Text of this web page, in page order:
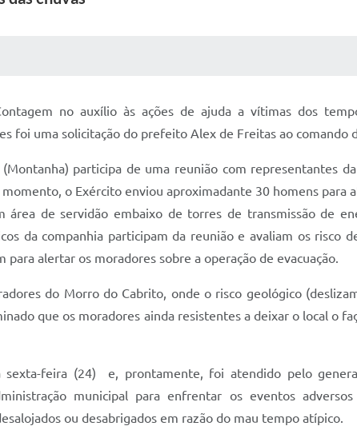
no auxílio às ações de ajuda a vítimas dos
foi uma solicitação do prefeito Alex de Freitas ao comando
participa de uma reunião com representantes
o Exército enviou aproximadante 30 homens para
de servidão embaixo de torres de transmissão de
da companhia participam da reunião e avaliam os risco
alertar os moradores sobre a operação de evacuação.
do Morro do Cabrito, onde o risco geológico
que os moradores ainda resistentes a deixar o local o
feira (24) e, prontamente, foi atendido pelo
municipal para enfrentar os eventos
ou desabrigados em razão do mau tempo atípico.